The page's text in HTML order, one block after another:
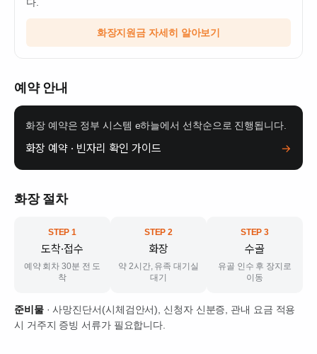
화장지원금 자세히 알아보기
예약 안내
화장 예약은 정부 시스템 e하늘에서 선착순으로 진행됩니다.
화장 예약 · 빈자리 확인 가이드 →
화장 절차
STEP 1
도착·접수
예약 회차 30분 전 도
착
STEP 2
화장
약 2시간, 유족 대기실
대기
STEP 3
수골
유골 인수 후 장지로
이동
준비물 · 사망진단서(시체검안서), 신청자 신분증, 관내 요금 적용
시 거주지 증빙 서류가 필요합니다.